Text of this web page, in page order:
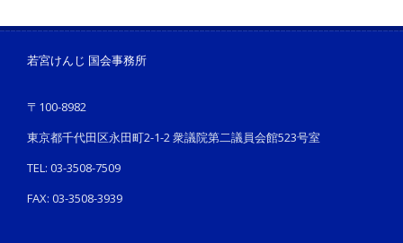
若宮けんじ 国会事務所
〒100-8982
東京都千代田区永田町2-1-2 衆議院第二議員会館523号室
TEL: 03-3508-7509
FAX: 03-3508-3939